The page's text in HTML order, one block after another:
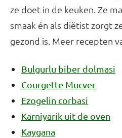
ze doet in de keuken. Ze
smaak én als diëtist zorgt
gezond is. Meer recepten
Bulgurlu biber dolmasi
Courgette Mucver
Ezogelin corbasi
Karniyarik uit de oven
Kaygana